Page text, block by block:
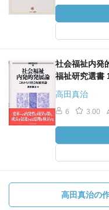
社会福祉内発
福祉研究選書
高田真治
6 3.00
高田真治の